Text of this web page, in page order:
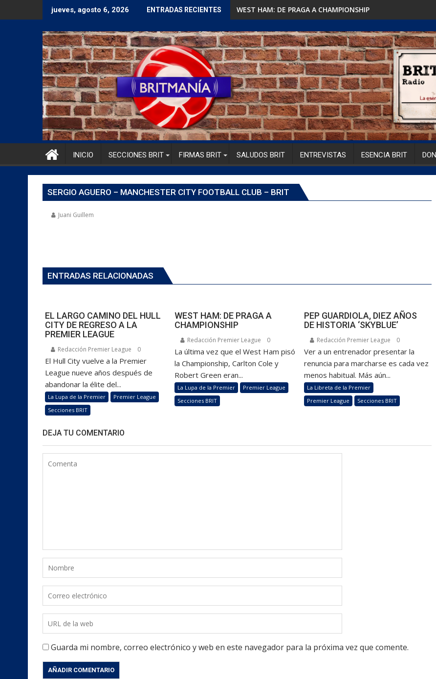
jueves, agosto 6, 2026 ENTRADAS RECIENTES WEST HAM: DE PRAGA A CHAMPIONSHIP
INICIO SECCIONES BRIT FIRMAS BRIT SALUDOS BRIT ENTREVISTAS ESENCIA BRIT
SERGIO AGUERO – MANCHESTER CITY FOOTBALL CLUB – BRIT
Juani Guillem
ENTRADAS RELACIONADAS
EL LARGO CAMINO DEL HULL
CITY DE REGRESO A LA
PREMIER LEAGUE
Redacción Premier League 0
El Hull City vuelve a la Premier
League nueve años después de
abandonar la élite del...
La Lupa de la Premier
Premier League
Secciones BRIT
WEST HAM: DE PRAGA A
CHAMPIONSHIP
Redacción Premier League 0
La última vez que el West Ham pisó
la Championship, Carlton Cole y
Robert Green eran...
La Lupa de la Premier
Premier League
Secciones BRIT
PEP GUARDIOLA, DIEZ AÑOS
DE HISTORIA ‘SKYBLUE’
Redacción Premier League 0
Ver a un entrenador presentar la
renuncia para marcharse es cada vez
menos habitual. Más aún...
La Libreta de la Premier
Premier League
Secciones BRIT
DEJA TU COMENTARIO
Guarda mi nombre, correo electrónico y web en este navegador para la próxima vez que comente.